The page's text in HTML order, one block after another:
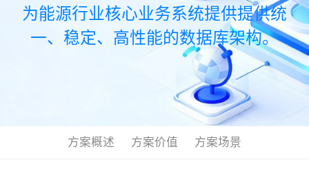
为能源行业核心业务系统提供提供统
一、稳定、高性能的数据库架构。
方案概述 方案价值 方案场景